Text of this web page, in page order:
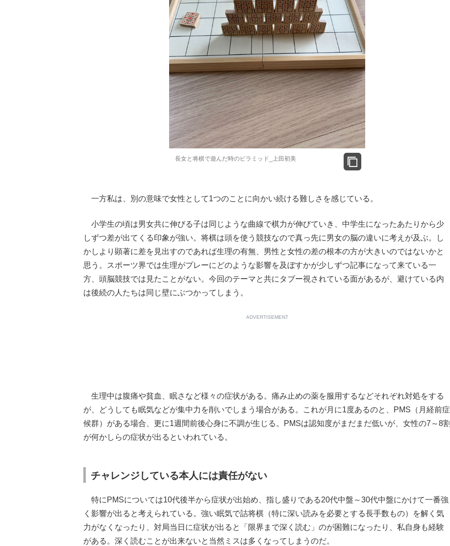
長女と将棋で遊んだ時のピラミッド_上田初美
一方私は、別の意味で女性として1つのことに向かい続ける難しさを感じている。
小学生の頃は男女共に伸びる子は同じような曲線で棋力が伸びていき、中学生になったあたりから少
しずつ差が出てくる印象が強い。将棋は頭を使う競技なので真っ先に男女の脳の違いに考えが及ぶ。し
かしより顕著に差を見出すのであれば生理の有無、男性と女性の差の根本の方が大きいのではないかと
思う。スポーツ界では生理がプレーにどのような影響を及ぼすかが少しずつ記事になって来ている一
方、頭脳競技では見たことがない。今回のテーマと共にタブー視されている面があるが、避けている内
は後続の人たちは同じ壁にぶつかってしまう。
ADVERTISEMENT
生理中は腹痛や貧血、眠さなど様々の症状がある。痛み止めの薬を服用するなどそれぞれ対処をする
が、どうしても眠気などが集中力を削いでしまう場合がある。これが月に1度あるのと、PMS（月経前症
候群）がある場合、更に1週間前後心身に不調が生じる。PMSは認知度がまだまだ低いが、女性の7～8割
が何かしらの症状が出るといわれている。
チャレンジしている本人には責任がない
特にPMSについては10代後半から症状が出始め、指し盛りである20代中盤～30代中盤にかけて一番強
く影響が出ると考えられている。強い眠気で詰将棋（特に深い読みを必要とする長手数もの）を解く気
力がなくなったり、対局当日に症状が出ると「限界まで深く読む」のが困難になったり、私自身も経験
がある。深く読むことが出来ないと当然ミスは多くなってしまうのだ。